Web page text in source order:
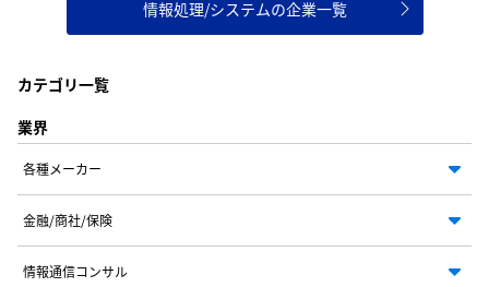
情報処理/システムの企業一覧
カテゴリ一覧
業界
各種メーカー
金融/商社/保険
情報通信コンサル